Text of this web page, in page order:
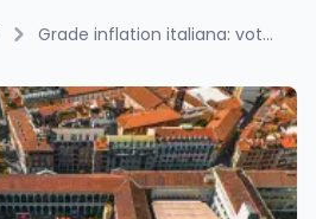
Grade inflation italiana: voto medio sale a 103,8 in dieci anni